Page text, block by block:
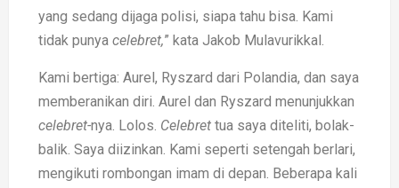
yang sedang dijaga polisi, siapa tahu bisa. Kami
tidak punya celebret,” kata Jakob Mulavurikkal.
Kami bertiga: Aurel, Ryszard dari Polandia, dan saya
memberanikan diri. Aurel dan Ryszard menunjukkan
celebret-nya. Lolos. Celebret tua saya diteliti, bolak-
balik. Saya diizinkan. Kami seperti setengah berlari,
mengikuti rombongan imam di depan. Beberapa kali